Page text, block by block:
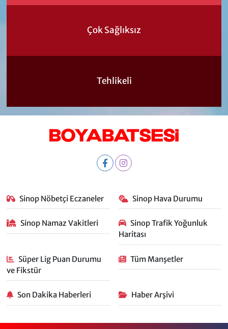
Çok Sağlıksız
Tehlikeli
Sinop Nöbetçi Eczaneler Sinop Hava Durumu
Sinop Namaz Vakitleri
Sinop Trafik Yoğunluk
Haritası
Süper Lig Puan Durumu
ve Fikstür
Tüm Manşetler
Son Dakika Haberleri Haber Arşivi